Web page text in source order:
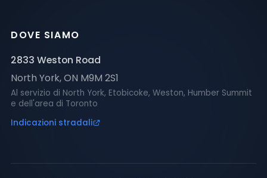
DOVE SIAMO
2833 Weston Road
North York,ON M9M 2S1
Al servizio di North York, Etobicoke, Weston, Humber Summit
e dell'area di Toronto
Indicazioni stradali